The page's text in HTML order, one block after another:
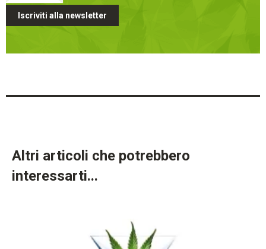
Iscriviti alla newsletter
Altri articoli che potrebbero
interessarti...